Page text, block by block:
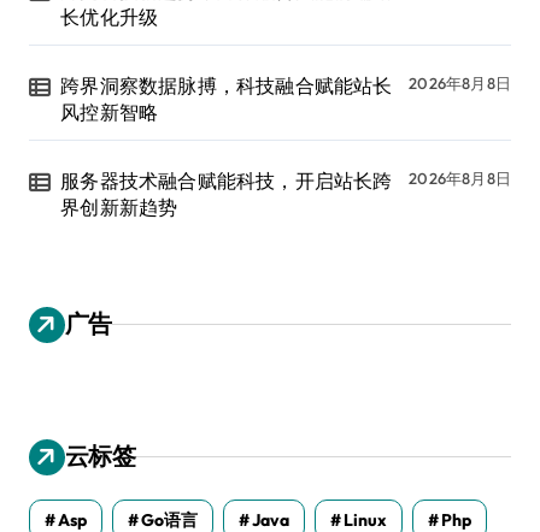
长优化升级
跨界洞察数据脉搏，科技融合赋能站长
风控新智略
2026年8月8日
服务器技术融合赋能科技，开启站长跨
界创新新趋势
2026年8月8日
广告
云标签
Asp Go语言 Java Linux Php